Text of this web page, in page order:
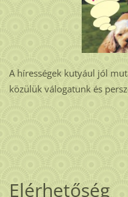
A hírességek kutyául jól
közülük válogatunk és
Elérhetőség